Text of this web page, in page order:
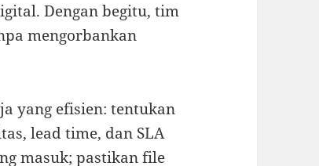
Dengan begitu, tim
mengorbankan
yang efisien: tentukan
lead time, dan SLA
masuk; pastikan file